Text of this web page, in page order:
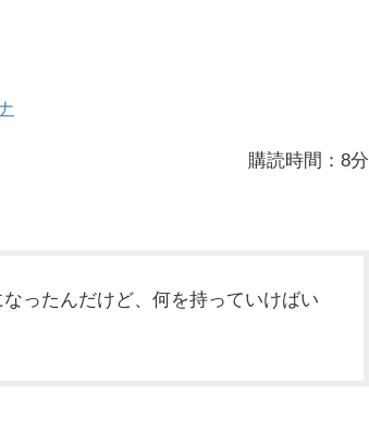
購読時間：8分
ったんだけど、何を持っていけばい